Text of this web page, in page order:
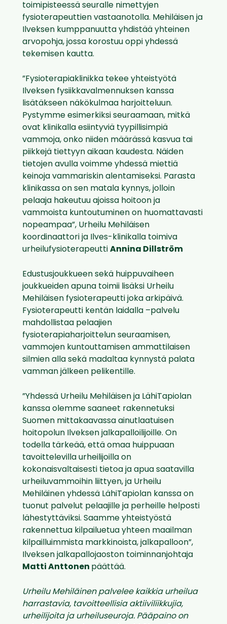
toimipisteessä seuralle nimettyjen
fysioterapeuttien vastaanotolla. Mehiläisen ja
Ilveksen kumppanuutta yhdistää yhteinen
arvopohja, jossa korostuu oppi yhdessä
tekemisen kautta.
”Fysioterapiaklinikka tekee yhteistyötä
Ilveksen fysiikkavalmennuksen kanssa
lisätäkseen näkökulmaa harjoitteluun.
Pystymme esimerkiksi seuraamaan, mitkä
ovat klinikalla esiintyviä tyypillisimpiä
vammoja, onko niiden määrässä kasvua tai
piikkejä tiettyyn aikaan kaudesta. Näiden
tietojen avulla voimme yhdessä miettiä
keinoja vammariskin alentamiseksi. Parasta
klinikassa on sen matala kynnys, jolloin
pelaaja hakeutuu ajoissa hoitoon ja
vammoista kuntoutuminen on huomattavasti
nopeampaa”, Urheilu Mehiläisen
koordinaattori ja Ilves-klinikalla toimiva
urheilufysioterapeutti Annina Dillström
Edustusjoukkueen sekä huippuvaiheen
joukkueiden apuna toimii lisäksi Urheilu
Mehiläisen fysioterapeutti joka arkipäivä.
Fysioterapeutti kentän laidalla –palvelu
mahdollistaa pelaajien
fysioterapiaharjoittelun seuraamisen,
vammojen kuntouttamisen ammattilaisen
silmien alla sekä madaltaa kynnystä palata
vamman jälkeen pelikentille.
”Yhdessä Urheilu Mehiläisen ja LähiTapiolan
kanssa olemme saaneet rakennetuksi
Suomen mittakaavassa ainutlaatuisen
hoitopolun Ilveksen jalkapalloilijoille. On
todella tärkeää, että omaa huippuaan
tavoittelevilla urheilijoilla on
kokonaisvaltaisesti tietoa ja apua saatavilla
urheiluvammoihin liittyen, ja Urheilu
Mehiläinen yhdessä LähiTapiolan kanssa on
tuonut palvelut pelaajille ja perheille helposti
lähestyttäviksi. Saamme yhteistyöstä
rakennettua kilpailuetua yhteen maailman
kilpailluimmista markkinoista, jalkapalloon”,
Ilveksen jalkapallojaoston toiminnanjohtaja
Matti Anttonen päättää.
Urheilu Mehiläinen palvelee kaikkia urheilua
harrastavia, tavoitteellisia aktiiviliikkujia,
urheilijoita ja urheiluseuroja. Pääpaino on